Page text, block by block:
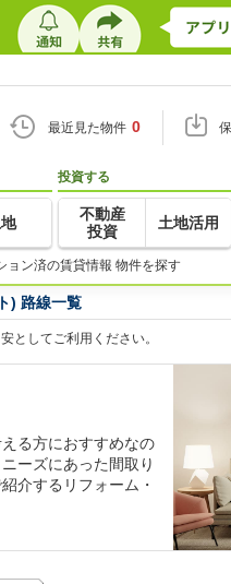
最近見た物件 0
投資する
不動産
投資
土地活用
ョン済の賃貸情報 物件を探す
) 路線一覧
としてご利用ください。
る方におすすめなの
ーズにあった間取り
介するリフォーム・